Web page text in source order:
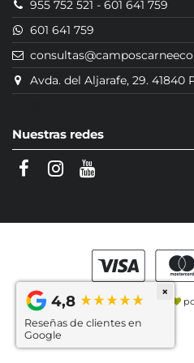
955 752 521 -601 641 759
601 641 759
Avda. del Aljarafe, 29. 41840
Nuestras redes
Hecho con
4,8
Reseñas de clientes en
Google
×